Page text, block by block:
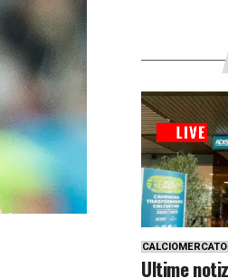
CALCIOMERCATO
Ultime